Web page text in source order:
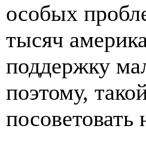
особых
тысяч
поддержку
поэтому,
посоветовать